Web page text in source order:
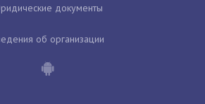
документы
об организации